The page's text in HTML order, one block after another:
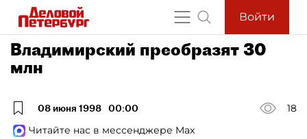
Войти
Владимирский преобразят 30
млн
08 июня 1998 00:00
18
Читайте нас в мессенджере Max